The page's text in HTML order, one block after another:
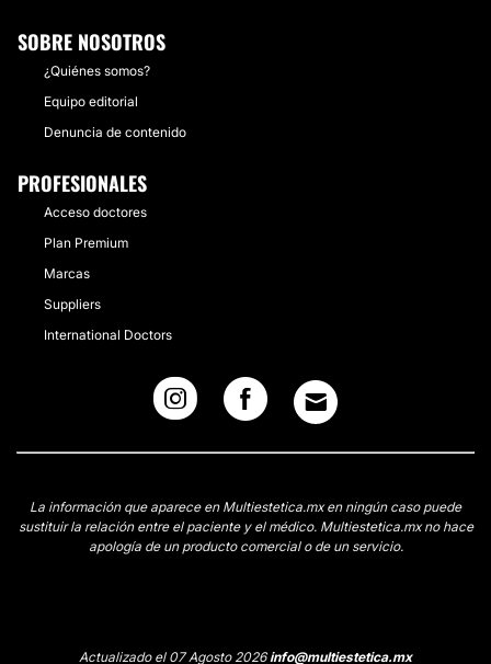
SOBRE NOSOTROS
¿Quiénes somos?
Equipo editorial
Denuncia de contenido
PROFESIONALES
Acceso doctores
Plan Premium
Marcas
Suppliers
International Doctors
La información que aparece en Multiestetica.mx en ningún caso puede
sustituir la relación entre el paciente y el médico. Multiestetica.mx no hace
apología de un producto comercial o de un servicio.
Actualizado el 07 Agosto 2026info@multiestetica.mx